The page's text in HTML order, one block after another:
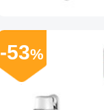
-53%